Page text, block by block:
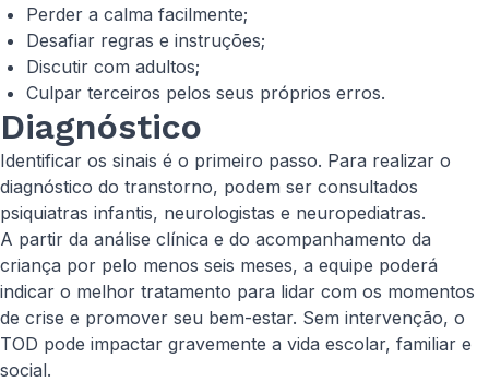
Perder a calma facilmente;
Desafiar regras e instruções;
Discutir com adultos;
Culpar terceiros pelos seus próprios erros.
Diagnóstico
Identificar os sinais é o primeiro passo. Para realizar o
diagnóstico do transtorno, podem ser consultados
psiquiatras infantis, neurologistas e neuropediatras.
A partir da análise clínica e do acompanhamento da
criança por pelo menos seis meses, a equipe poderá
indicar o melhor tratamento para lidar com os momentos
de crise e promover seu bem-estar. Sem intervenção, o
TOD pode impactar gravemente a vida escolar, familiar e
social.